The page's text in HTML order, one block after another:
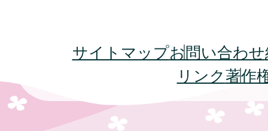
サイトマップお問い合わせ
リンク著作